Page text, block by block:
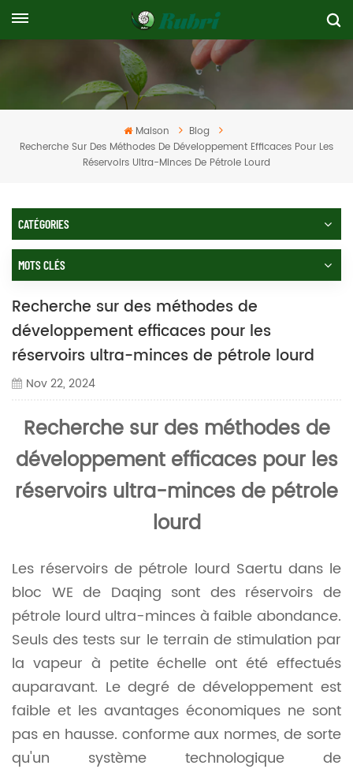
Maison
Blog
Recherche Sur Des Méthodes De Développement Efficaces Pour Les
Réservoirs Ultra-Minces De Pétrole Lourd
CATÉGORIES
MOTS CLÉS
Recherche sur des méthodes de
développement efficaces pour les
réservoirs ultra-minces de pétrole lourd
Nov 22, 2024
Recherche sur des méthodes de
développement efficaces pour les
réservoirs ultra-minces de pétrole
lourd
Les réservoirs de pétrole lourd Saertu dans le
bloc WE de Daqing sont des réservoirs de
pétrole lourd ultra-minces à faible abondance.
Seuls des tests sur le terrain de stimulation par
la vapeur à petite échelle ont été effectués
auparavant. Le degré de développement est
faible et les avantages économiques ne sont
pas en hausse. conforme aux normes, de sorte
qu'un système technologique de